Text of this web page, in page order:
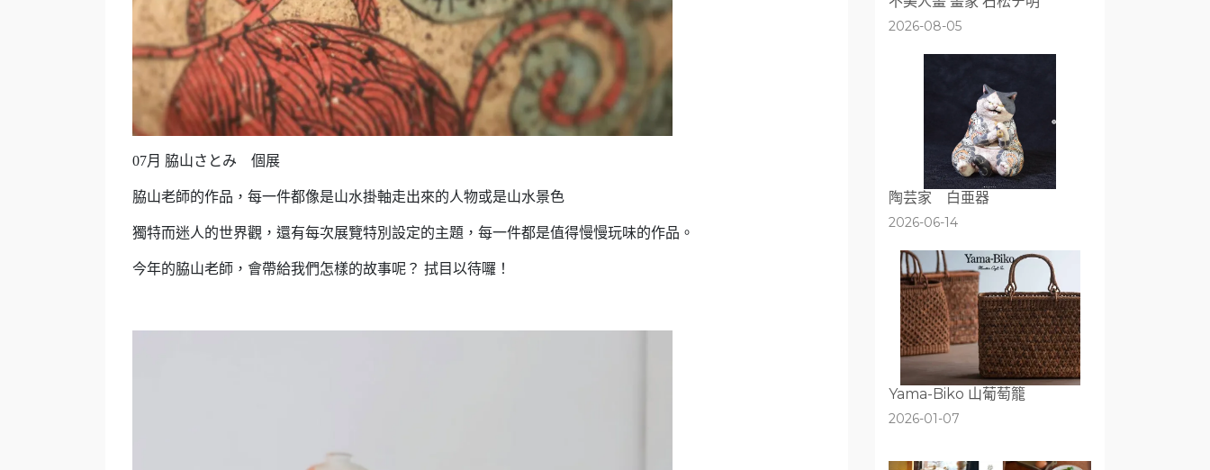
07月 脇山さとみ 個展
脇山老師的作品，每一件都像是山水掛軸走出來的人物或是山水景色
獨特而迷人的世界觀，還有每次展覽特別設定的主題，每一件都是值得慢慢玩味的作品。
今年的脇山老師，會帶給我們怎樣的故事呢？ 拭目以待囉！
2026-08-05
陶芸家 白亜器
2026-06-14
Yama-Biko 山葡萄籠
2026-01-07